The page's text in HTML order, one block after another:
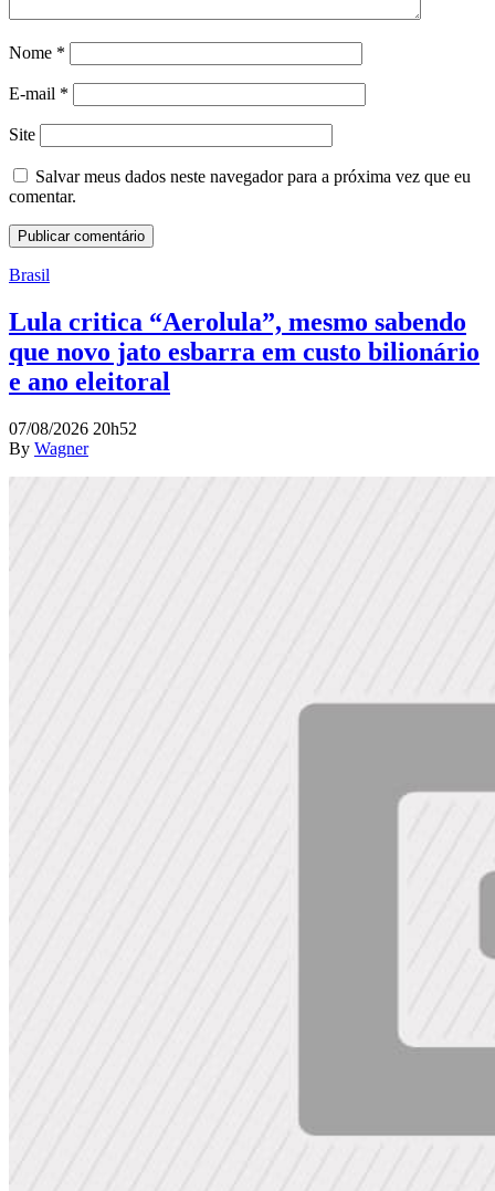
Nome *
E-mail *
Site
Salvar meus dados neste navegador para a próxima vez que eu
comentar.
Brasil
Lula critica “Aerolula”, mesmo sabendo
que novo jato esbarra em custo bilionário
e ano eleitoral
07/08/2026 20h52
By Wagner